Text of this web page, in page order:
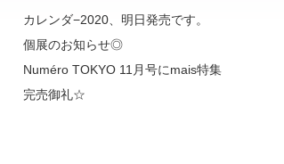
カレンダ−2020、明日発売です。
個展のお知らせ◎
Numéro TOKYO 11月号にmais特集
完売御礼☆